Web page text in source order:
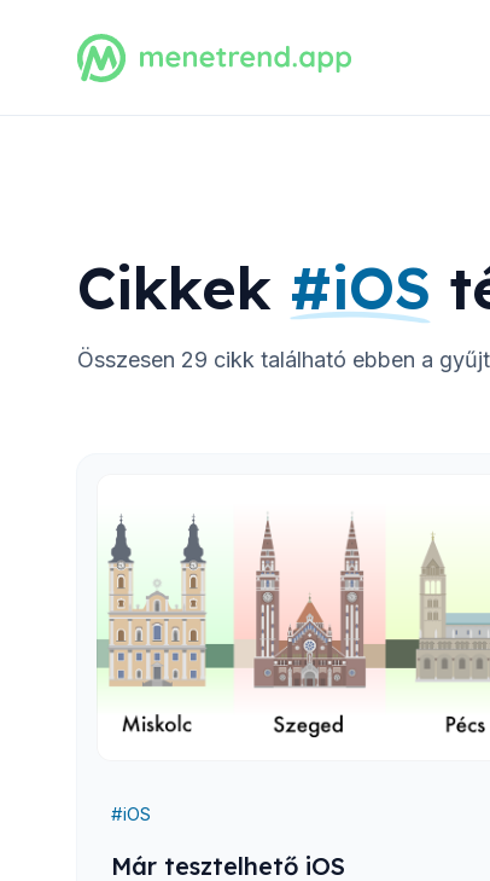
Cikkek #iOS
Összesen 29 cikk található ebben a
#iOS
Már tesztelhető iOS